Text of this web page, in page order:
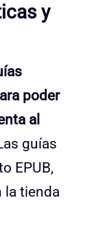
y
poder
al
guías
EPUB,
la tienda